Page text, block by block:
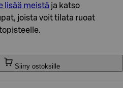
lisää meistä ja katso
joista voit tilata ruoat
Siirry ostoksille